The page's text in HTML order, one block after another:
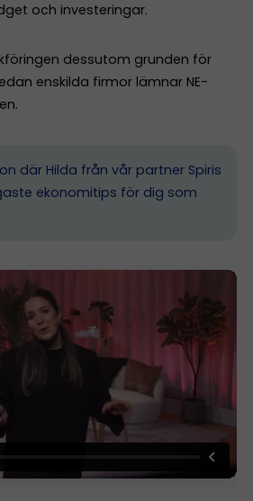
och investeringar.
dessutom grunden för
enskilda firmor lämnar NE-
där Hilda från vår partner Spiris
ekonomitips för dig som